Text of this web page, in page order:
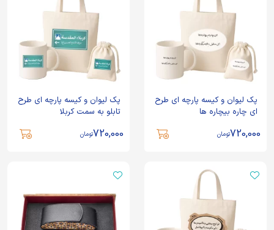
پک لیوان و کیسه پارچه ای طرح
ای چاره بیچاره ها
720,000تومان
پک لیوان و کیسه پارچه ای طرح
تابلو به سمت کربلا
720,000تومان